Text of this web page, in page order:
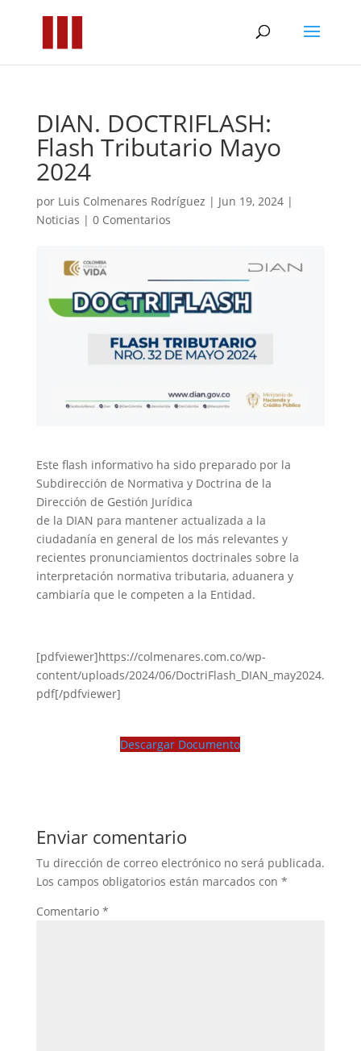
DIAN. DOCTRIFLASH:
Flash Tributario Mayo
2024
por Luis Colmenares Rodríguez | Jun 19, 2024|
Noticias | 0 Comentarios
Este flash informativo ha sido preparado por la
Subdirección de Normativa y Doctrina de la
Dirección de Gestión Jurídica
de la DIAN para mantener actualizada a la
ciudadanía en general de los más relevantes y
recientes pronunciamientos doctrinales sobre la
interpretación normativa tributaria, aduanera y
cambiaría que le competen a la Entidad.
[pdfviewer]https://colmenares.com.co/wp-
content/uploads/2024/06/DoctriFlash_DIAN_may2024.
pdf[/pdfviewer]
Descargar Documento
Enviar comentario
Tu dirección de correo electrónico no será publicada.
Los campos obligatorios están marcados con *
Comentario *